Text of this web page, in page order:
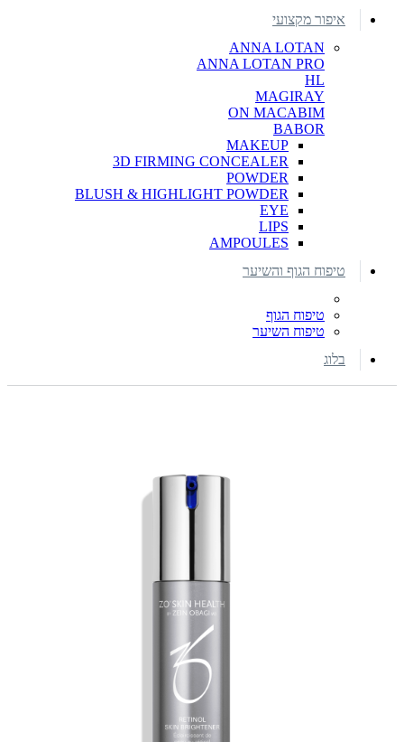
איפור מקצועי
ANNA LOTAN
ANNA LOTAN PRO
HL
MAGIRAY
ON MACABIM
BABOR
MAKEUP
3D FIRMING CONCEALER
POWDER
BLUSH & HIGHLIGHT POWDER
EYE
LIPS
AMPOULES
טיפוח הגוף והשיער
טיפוח הגוף
טיפוח השיער
בלוג